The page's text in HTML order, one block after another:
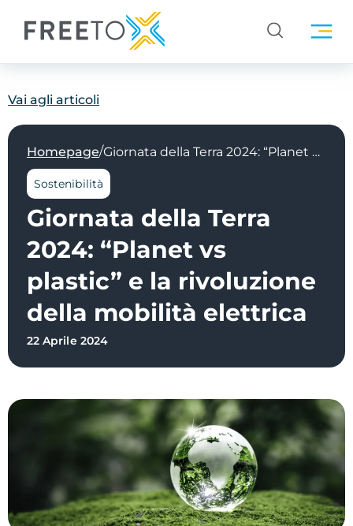
Vai agli articoli
Homepage/ Giornata della Terra 2024: “Planet vs plastic” e la rivoluzione della mobilità elettrica
Sostenibilità
Giornata della Terra
2024: “Planet vs
plastic” e la rivoluzione
della mobilità elettrica
22 Aprile 2024